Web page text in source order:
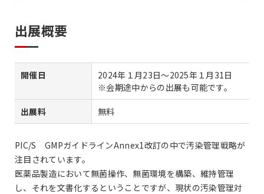
出展概要
開催日
2024年１月23日～2025年１月31日
※会期途中からの出展も可能です。
出展料 無料
PIC/S GMPガイドラインAnnex1改訂の中で汚染管理戦略が
注目されています。
医薬品製造において無菌操作、無菌環境を構築、維持管理
し、それを文書化するということですが、現状の汚染管理対